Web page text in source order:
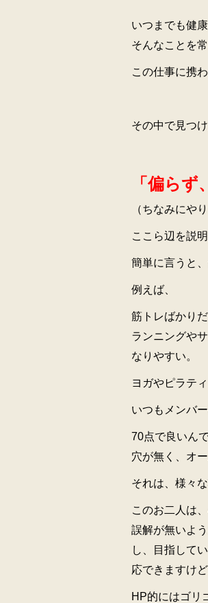
いつまでも健
そんなことを
この仕事に携
その中で見つけ
「偏らず
（ちなみにや
ここら辺を説
簡単に言うと
例えば、
筋トレばかり
ランニングや
なりやすい。
ヨガやピラテ
いつもメンバ
70点で良いん
穴が無く、オ
それは、様々
このお二人は
誤解が無いよ
し、目指して
応できますけど
HP的にはゴリ